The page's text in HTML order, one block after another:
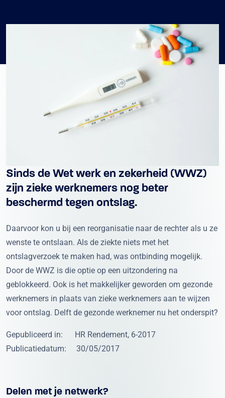
Sinds de Wet werk en zekerheid (WWZ)
zijn zieke werknemers nog beter
beschermd tegen ontslag.
Daarvoor kon u bij een reorganisatie naar de rechter als u ze
wenste te ontslaan. Als de ziekte niets met het
ontslagverzoek te maken had, was ontbinding mogelijk.
Door de WWZ is die optie op een uitzondering na
geblokkeerd. Ook is het makkelijker geworden om gezonde
werknemers in plaats van zieke werknemers aan te wijzen
voor ontslag. Delft de gezonde werknemer nu het onderspit?
Gepubliceerd in: HR Rendement, 6-2017
Publicatiedatum: 30/05/2017
Delen met je netwerk?